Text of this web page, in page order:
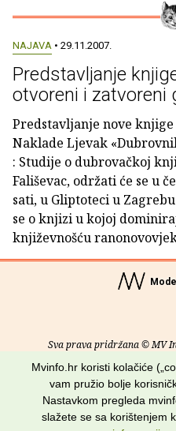
NAJAVA • 29.11.2007.
Predstavljanje
otvoreni i zatvoreni
Predstavljanje nove
Naklade Ljevak
: Studije o dubrovačkoj
Fališevac, održati će se u
sati, u Gliptoteci u
se o knjizi u kojoj
književnošću
Sva prava pridržana © MV
Mvinfo.hr koristi kolačiće
vam pružio bolje
Nastavkom pregleda
slažete se sa korištenjem